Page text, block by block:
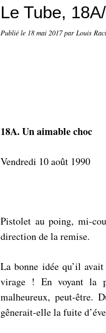
Le Tube,
Publié le 18 mai 2017par Louis
18A. Un aimable choc
Vendredi 10 août 1990
Pistolet au poing, mi-
direction de la remise.
La bonne idée qu’il
virage ! En voyant la
malheureux, peut-être.
gênerait-elle la fuite